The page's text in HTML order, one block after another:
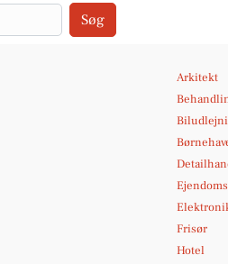
Søg
Arkitekt
Frisør
Hotel